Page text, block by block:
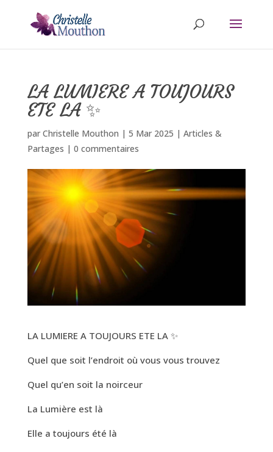
LA LUMIERE A TOUJOURS
ETE LA ✨
par Christelle Mouthon | 5 Mar 2025 | Articles &
Partages | 0 commentaires
LA LUMIERE A TOUJOURS ETE LA ✨
Quel que soit l’endroit où vous vous trouvez
Quel qu’en soit la noirceur
La Lumière est là
Elle a toujours été là